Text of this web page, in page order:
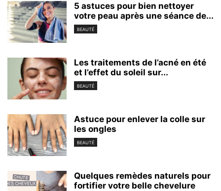
5 astuces pour bien nettoyer
votre peau après une séance de...
BEAUTÉ
Les traitements de l’acné en été
et l’effet du soleil sur...
BEAUTÉ
Astuce pour enlever la colle sur
les ongles
BEAUTÉ
Quelques remèdes naturels pour
fortifier votre belle chevelure